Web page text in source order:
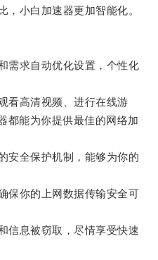
小白加速器更加智能化。
求自动优化设置，个性化
高清视频、进行在线游
都能为你提供最佳的网络加
全保护机制，能够为你的
你的上网数据传输安全可
息被窃取，尽情享受快速